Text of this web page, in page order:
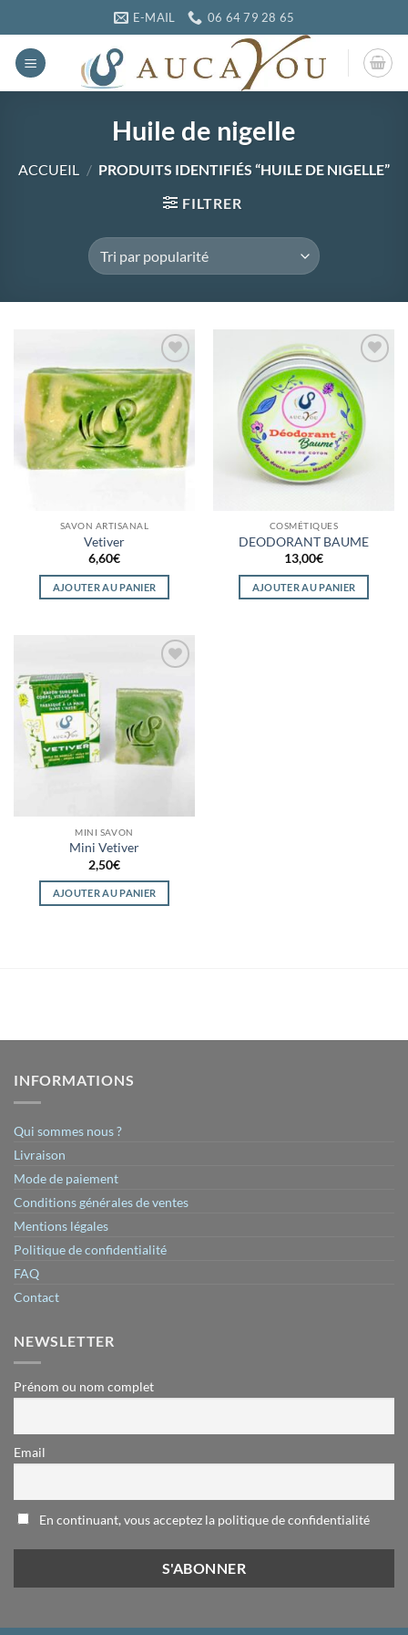
au
contenu
E-MAIL 06 64 79 28 65
Huile de nigelle
ACCUEIL / PRODUITS IDENTIFIÉS “HUILE DE NIGELLE”
FILTRER
Ajouter
à la
wishlist
SAVON ARTISANAL
Vetiver
6,60€
AJOUTER AU PANIER
Ajouter
à la
wishlist
COSMÉTIQUES
DEODORANT BAUME
13,00€
AJOUTER AU PANIER
à la
wishlist
MINI SAVON
Mini Vetiver
2,50€
AJOUTER AU PANIER
INFORMATIONS
Qui sommes nous ?
Livraison
Mode de paiement
Conditions générales de ventes
Mentions légales
Politique de confidentialité
FAQ
Contact
NEWSLETTER
Prénom ou nom complet
Email
En continuant, vous acceptez la politique de confidentialité